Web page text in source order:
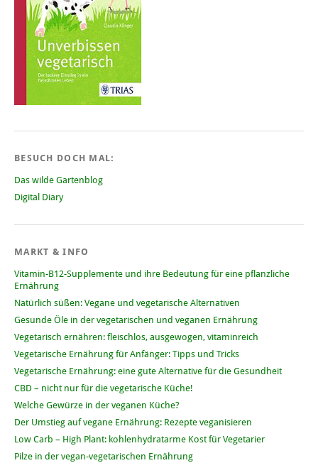
BESUCH DOCH MAL:
Das wilde Gartenblog
Digital Diary
MARKT & INFO
Vitamin-B12-Supplemente und ihre Bedeutung für eine pflanzliche
Ernährung
Natürlich süßen: Vegane und vegetarische Alternativen
Gesunde Öle in der vegetarischen und veganen Ernährung
Vegetarisch ernähren: fleischlos, ausgewogen, vitaminreich
Vegetarische Ernährung für Anfänger: Tipps und Tricks
Vegetarische Ernährung: eine gute Alternative für die Gesundheit
CBD – nicht nur für die vegetarische Küche!
Welche Gewürze in der veganen Küche?
Der Umstieg auf vegane Ernährung: Rezepte veganisieren
Low Carb – High Plant: kohlenhydratarme Kost für Vegetarier
Pilze in der vegan-vegetarischen Ernährung